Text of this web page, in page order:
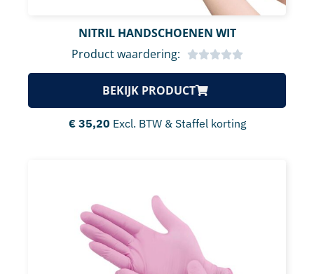
NITRIL HANDSCHOENEN WIT
Product waardering:
BEKIJK PRODUCT
€35,20 Excl. BTW & Staffel korting